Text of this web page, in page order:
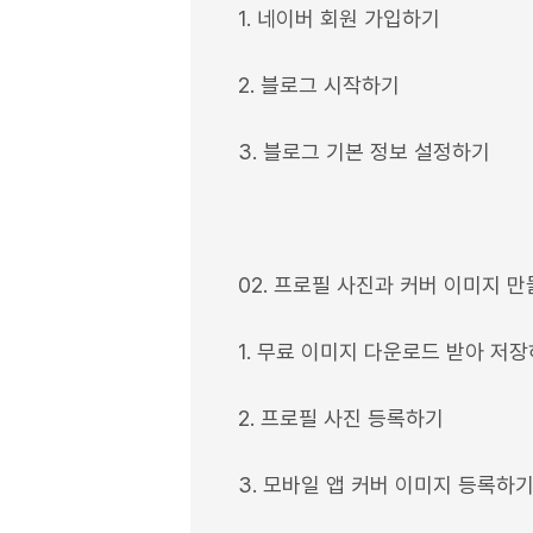
1. 네이버 회원 가입하기
2. 블로그 시작하기
3. 블로그 기본 정보 설정하기
02. 프로필 사진과 커버 이미지 만
1. 무료 이미지 다운로드 받아 저장
2. 프로필 사진 등록하기
3. 모바일 앱 커버 이미지 등록하기